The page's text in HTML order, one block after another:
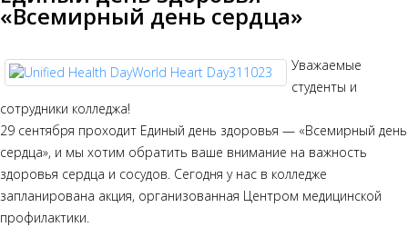
«Всемирный день сердца»
Уважаемые
студенты и
сотрудники колледжа!
29 сентября проходит Единый день здоровья — «Всемирный день
сердца», и мы хотим обратить ваше внимание на важность
здоровья сердца и сосудов. Сегодня у нас в колледже
запланирована акция, организованная Центром медицинской
профилактики.